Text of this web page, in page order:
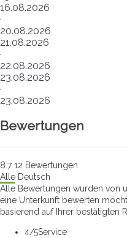
16.08.2026
·
20.08.2026
21.08.2026
·
22.08.2026
23.08.2026
·
23.08.2026
Bewertungen
8.7 12 Bewertungen
Alle Deutsch
Alle Bewertungen wurden von
eine Unterkunft bewerten
basierend auf Ihrer bestätigten
4/5Service